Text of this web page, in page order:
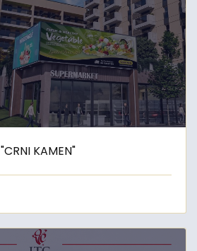
KAMEN"